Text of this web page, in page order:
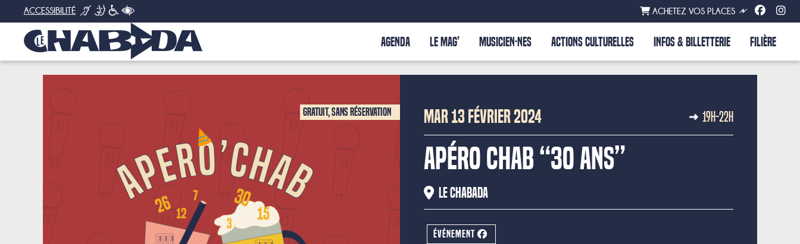
ACCESSIBILITÉ ACHETEZ VOS PLACES
AGENDA LE MAG’ MUSICIEN·NES ACTIONS CULTURELLES INFOS & BILLETTERIE FILIÈRE
Gratuit, sans réservation MAR 13 FÉVRIER 2024 19H-22H
Apéro Chab “30 Ans”
Le Chabada
ÉVÉNEMENT